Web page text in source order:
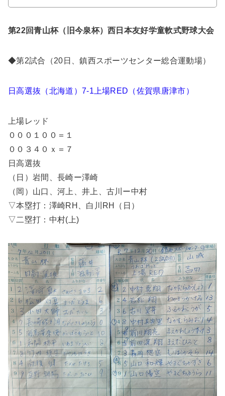
第22回青山杯（旧今泉杯）西日本友好学童軟式野球大会
◆第2試合（20日、鎮西スポーツセンター総合運動場）
日高選抜（北海道）7-1上場RED（佐賀県唐津市）
上場レッド
０００１００＝１
００３４０ｘ＝７
日高選抜
（日）岩間、長崎ー澤崎
（岡）山口、河上、井上、古川ー中村
▽本塁打：澤崎RH、白川RH（日）
▽二塁打：中村(上)